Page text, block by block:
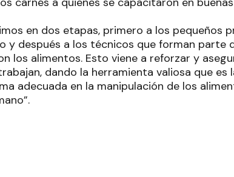
en dos etapas, primero a los pequeños
y después a los técnicos que forman parte
los alimentos. Esto viene a reforzar y
dando la herramienta valiosa que es
adecuada en la manipulación de los